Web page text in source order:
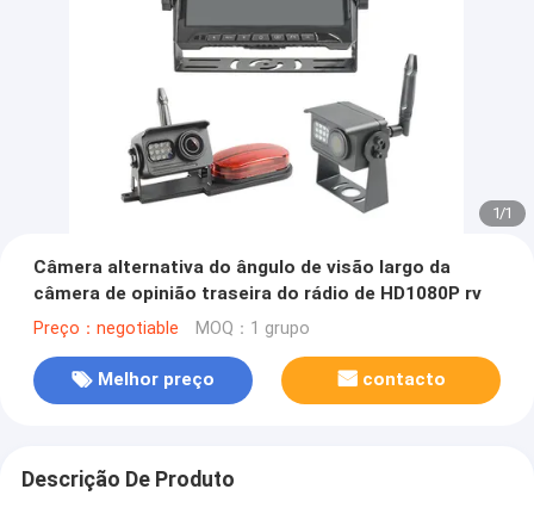
1/1
Câmera alternativa do ângulo de visão largo da
câmera de opinião traseira do rádio de HD1080P rv
Preço：negotiable MOQ：1 grupo
Melhor preço contacto
Descrição De Produto